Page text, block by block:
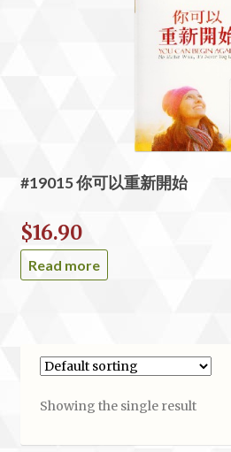
#19015 你可以重新開始
$16.90
Read more
Showing the single result